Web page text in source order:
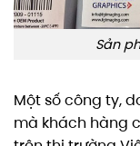
Sản
Một số công ty,
mà khách hàng